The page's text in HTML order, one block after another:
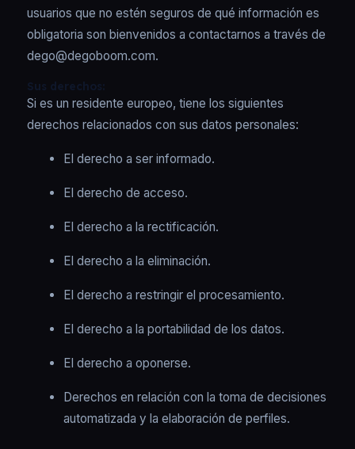
usuarios que no estén seguros de qué información es
obligatoria son bienvenidos a contactarnos a través de
dego@degoboom.com.
Sus derechos:
Si es un residente europeo, tiene los siguientes
derechos relacionados con sus datos personales:
El derecho a ser informado.
El derecho de acceso.
El derecho a la rectificación.
El derecho a la eliminación.
El derecho a restringir el procesamiento.
El derecho a la portabilidad de los datos.
El derecho a oponerse.
Derechos en relación con la toma de decisiones
automatizada y la elaboración de perfiles.